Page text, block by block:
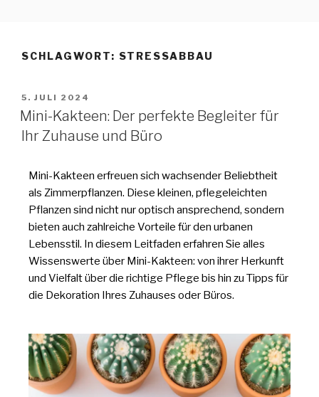
SCHLAGWORT: STRESSABBAU
5. JULI 2024
Mini-Kakteen: Der perfekte Begleiter für
Ihr Zuhause und Büro
Mini-Kakteen erfreuen sich wachsender Beliebtheit
als Zimmerpflanzen. Diese kleinen, pflegeleichten
Pflanzen sind nicht nur optisch ansprechend, sondern
bieten auch zahlreiche Vorteile für den urbanen
Lebensstil. In diesem Leitfaden erfahren Sie alles
Wissenswerte über Mini-Kakteen: von ihrer Herkunft
und Vielfalt über die richtige Pflege bis hin zu Tipps für
die Dekoration Ihres Zuhauses oder Büros.